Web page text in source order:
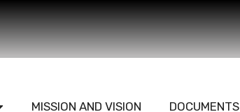
MISSION AND VISION DOCUMENTS